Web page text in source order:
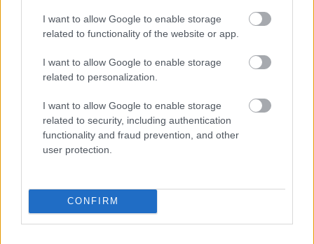
I want to allow Google to enable storage
related to functionality of the website or app.
I want to allow Google to enable storage
related to personalization.
I want to allow Google to enable storage
related to security, including authentication
functionality and fraud prevention, and other
user protection.
CONFIRM
szinhazhu•2011. január 12.
2011. január 14-én és 15-én a budapesti József Attila
Színházban vendégszerepel a révkomáromi Jókai
madár c. népi játékát adják elő.